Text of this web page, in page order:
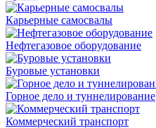
Карьерные самосвалы
Нефтегазовое оборудование
Буровые установки
Горное дело и туннелирование
Коммерческий транспорт